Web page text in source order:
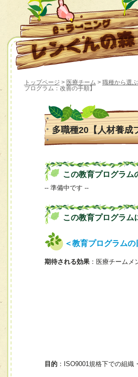
トップページ > 医療チーム > 職種から選
プログラム：改善の手順】
多職種20【人材養成
この教育プログラ
-- 準備中です --
この教育プログラム
＜教育プログラムの
期待される効果 ：医療チーム
目的 ：ISO9001規格下での組